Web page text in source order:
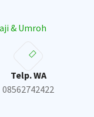
Telp. WA
08562742422